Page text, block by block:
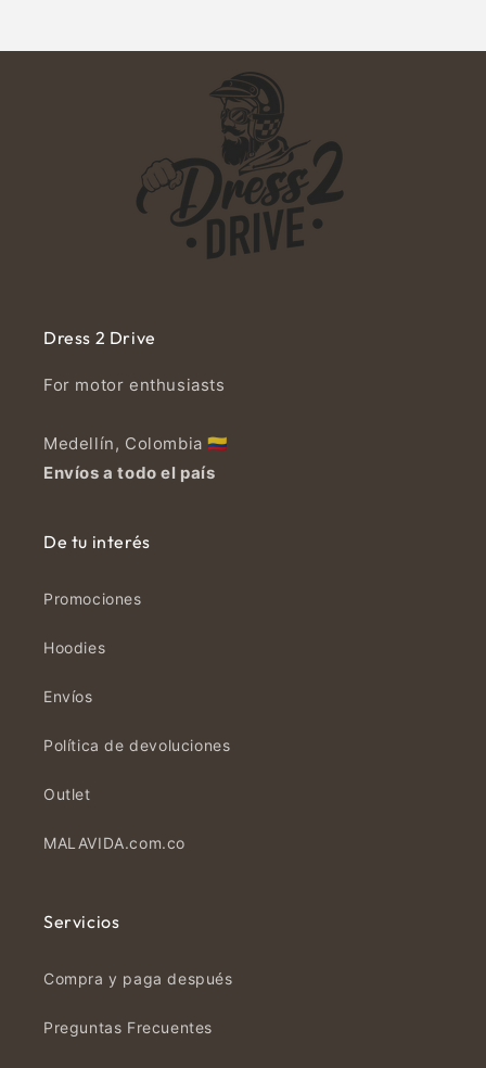
Dress 2 Drive
For motor enthusiasts
Medellín, Colombia 🇨🇴
Envíos a todo el país
De tu interés
Promociones
Hoodies
Envíos
Política de devoluciones
Outlet
MALAVIDA.com.co
Servicios
Compra y paga después
Preguntas Frecuentes